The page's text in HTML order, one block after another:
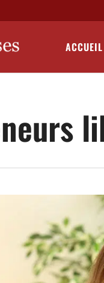
ACCUEIL